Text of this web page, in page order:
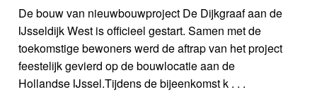
De bouw van nieuwbouwproject De Dijkgraaf aan de
IJsseldijk West is officieel gestart. Samen met de
toekomstige bewoners werd de aftrap van het project
feestelijk gevierd op de bouwlocatie aan de
Hollandse IJssel.Tijdens de bijeenkomst k . . .